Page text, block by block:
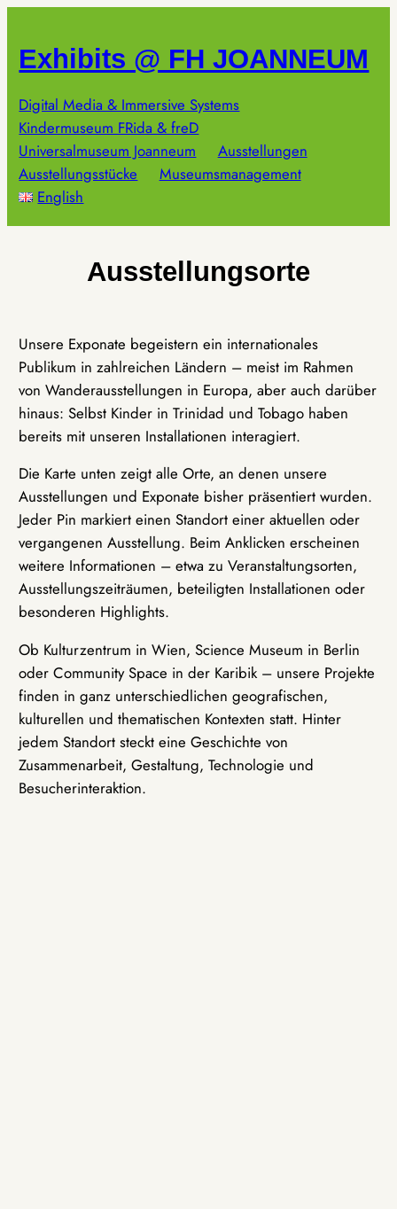
springen
Exhibits @ FH JOANNEUM
Digital Media & Immersive Systems
Kindermuseum FRida & freD
Universalmuseum Joanneum
Ausstellungen
Ausstellungsstücke
Museumsmanagement
English
Ausstellungsorte
Unsere Exponate begeistern ein internationales
Publikum in zahlreichen Ländern – meist im Rahmen
von Wanderausstellungen in Europa, aber auch darüber
hinaus: Selbst Kinder in Trinidad und Tobago haben
bereits mit unseren Installationen interagiert.
Die Karte unten zeigt alle Orte, an denen unsere
Ausstellungen und Exponate bisher präsentiert wurden.
Jeder Pin markiert einen Standort einer aktuellen oder
vergangenen Ausstellung. Beim Anklicken erscheinen
weitere Informationen – etwa zu Veranstaltungsorten,
Ausstellungszeiträumen, beteiligten Installationen oder
besonderen Highlights.
Ob Kulturzentrum in Wien, Science Museum in Berlin
oder Community Space in der Karibik – unsere Projekte
finden in ganz unterschiedlichen geografischen,
kulturellen und thematischen Kontexten statt. Hinter
jedem Standort steckt eine Geschichte von
Zusammenarbeit, Gestaltung, Technologie und
Besucherinteraktion.